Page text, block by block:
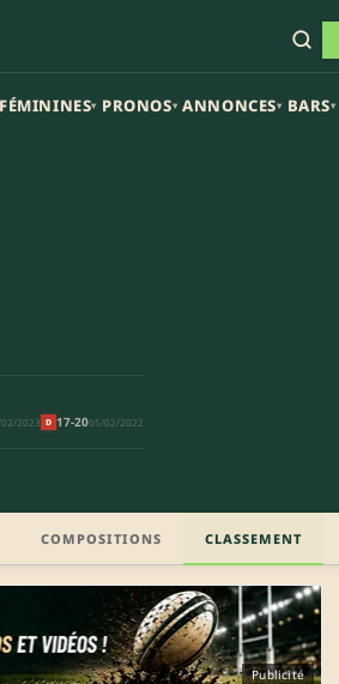
FÉMININES▾ PRONOS▾ ANNONCES▾ BARS▾
2023 D 17-2005/02/2022
COMPOSITIONS CLASSEMENT
Publicité